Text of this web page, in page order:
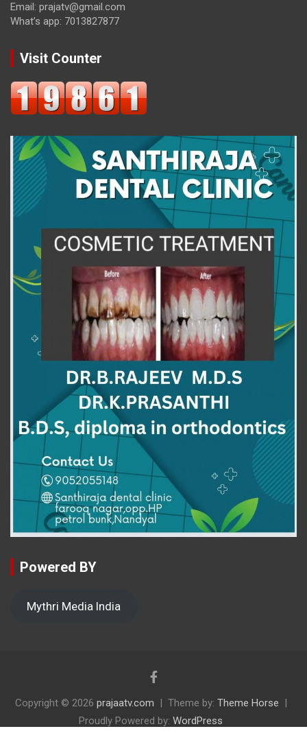
Email: prajatv@gmail.com
What’s app: 7013827877
Visit Counter
Powered BY
Mythri Media India
Copyright © 2026 prajaatv.com Theme by: Theme Horse
Proudly Powered by: WordPress